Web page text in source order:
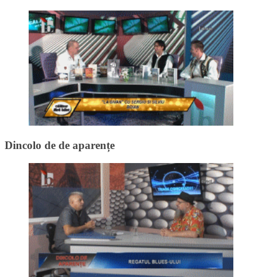
Dincolo de de aparențe